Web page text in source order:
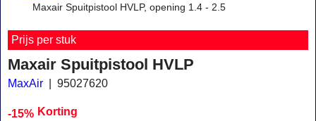
Maxair Spuitpistool HVLP, opening 1.4 - 2.5
Prijs per stuk
Maxair Spuitpistool HVLP
MaxAir 95027620
-15% Korting